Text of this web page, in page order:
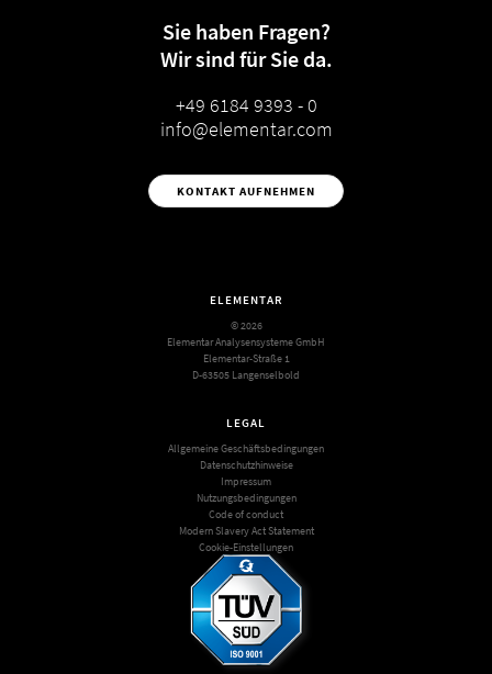
Sie haben Fragen?
Wir sind für Sie da.
+49 6184 9393 - 0
info@elementar.com
KONTAKT AUFNEHMEN
ELEMENTAR
© 2026
Elementar Analysensysteme GmbH
Elementar-Straße 1
D-63505 Langenselbold
LEGAL
Allgemeine Geschäftsbedingungen
Datenschutzhinweise
Impressum
Nutzungsbedingungen
Code of conduct
Modern Slavery Act Statement
Cookie-Einstellungen